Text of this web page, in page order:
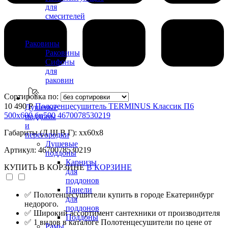
для
смесителей
Раковины
Раковины
Сифоны
для
раковин
Душевые
поддоны
и
перегородки
Душевые
поддоны
Карнизы
для
поддонов
Панели
для
поддонов
Поддоны
Сортировка по:
10 490 РПолотенцесушитель TERMINUS Классик П6
500х600 бп500 4670078530219
Габариты (Д Ш В Г): xx60x8
Артикул: 4670078530219
КУПИТЬ В КОРЗИНЕ В КОРЗИНЕ
✅ Полотенцесушители купить в городе Екатеринбург
недорого.
✅ Широкий ассортимент сантехники от производителя
✅ 1 видов в каталоге Полотенцесушители по цене от